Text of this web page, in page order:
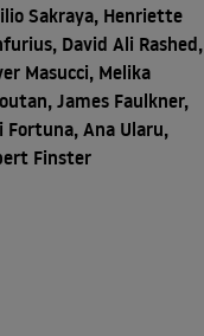
Sakraya, Henriette
David Ali Rashed,
Masucci, Melika
James Faulkner,
Fortuna, Ana Ularu,
Finster